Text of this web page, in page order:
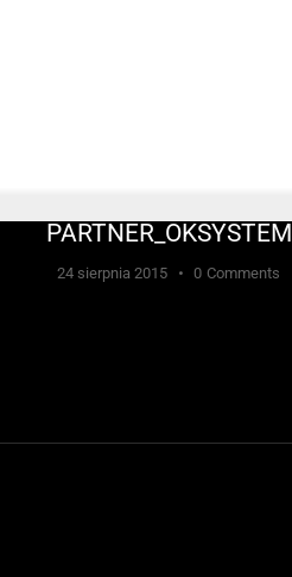
PARTNER_OKSYSTEM
24 sierpnia 2015 0 Comments